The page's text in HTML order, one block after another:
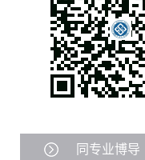
同专业博导